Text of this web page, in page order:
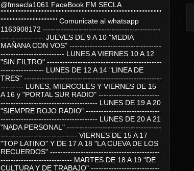
@fmsecla1061 FaceBook FM SECLA
'''''''''''''''''''''''''''''''''''''''''''''''''''''''''''''''''''''''''''''''''''''''''''''''''''''''''
''''''''''''''''''''''''''''''''''''' Comunicate al whatsapp
1163908172 ----------------------------------------------
----------------- JUEVES DE 9 A 10 "MEDIA
MAÑANA CON VOS" ------------------------------------
------------------------- LUNES A VIERNES 10 A 12
"SIN FILTRO" ---------------------------------------------
----------------- LUNES DE 12 A 14 "LINEA DE
TRES" ------------------------------------------------------
--------- LUNES, MIERCOLES Y VIERNES DE 15
A 16 y "PORTAL SUR RADIO" ------------------------
-------------------------------------- LUNES DE 19 A 20
"SIEMPRE ROJO RADIO" -----------------------------
-------------------------------------- LUNES DE 20 A 21
"NADA PERSONAL" -------------------------------------
------------------------------ VIERNES DE 15 A 17
"TOP LATINO" Y DE 17 A 18 "LA CUEVA DE LOS
RECUERDOS" -------------------------------------------
---------------------------- MARTES DE 18 A 19 "DE
CULTURA Y DE TRABAJO" ---------------------------